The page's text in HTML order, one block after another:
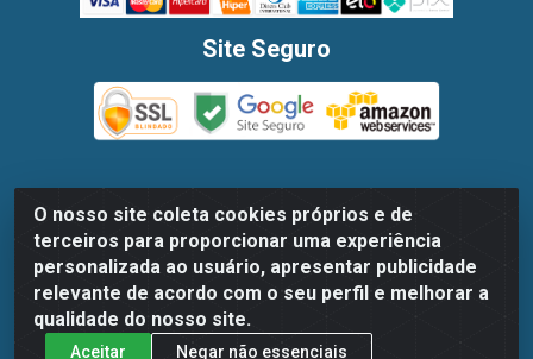
O nosso site coleta cookies próprios e de
terceiros para proporcionar uma experiência
personalizada ao usuário, apresentar publicidade
relevante de acordo com o seu perfil e melhorar a
qualidade do nosso site.
Aceitar Negar não essenciais
Site Seguro
Dispan Distribuidora de Alimentos LTDA - Avenida Marechal
Mascarenhas De Moraes, 1048- Imbiribeira, Recife/PE - CEP
51.170-000 - CNPJ 30.779.584/0003-78